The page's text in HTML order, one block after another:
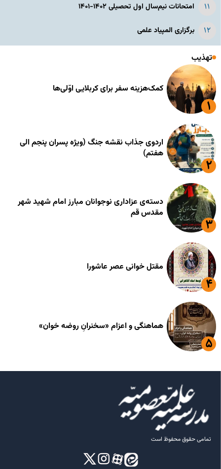
امتحانات نیم‌سال اول تحصیلی ۱۴۰۲-۱۴۰۱
برگزاری المپیاد علمی
تهذیب
کمک‌هزینه سفر برای کربلایی اوّلی‌ها
اردوی جذاب نقشه جنگ (ویژه پسران پنجم الی
هفتم)
دسته‌ی عزاداری نوجوانان مبارز امام شهید شهر
مقدس قم
مقتل خوانی عصر عاشورا
هماهنگی و اعزام «سخنرانِ روضه خوان»
تمامی حقوق محفوظ است